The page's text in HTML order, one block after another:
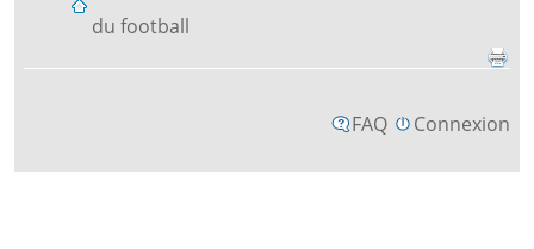
du football
FAQ Connexion